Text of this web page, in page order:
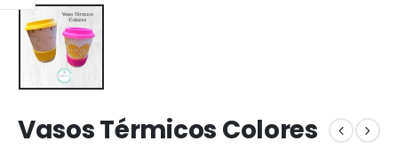
Vasos Térmicos Colores